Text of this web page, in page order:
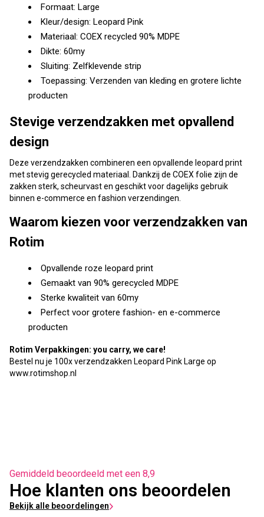
Formaat: Large
Kleur/design: Leopard Pink
Materiaal: COEX recycled 90% MDPE
Dikte: 60my
Sluiting: Zelfklevende strip
Toepassing: Verzenden van kleding en grotere lichte
producten
Stevige verzendzakken met opvallend
design
Deze verzendzakken combineren een opvallende leopard print
met stevig gerecycled materiaal. Dankzij de COEX folie zijn de
zakken sterk, scheurvast en geschikt voor dagelijks gebruik
binnen e-commerce en fashion verzendingen.
Waarom kiezen voor verzendzakken van
Rotim
Opvallende roze leopard print
Gemaakt van 90% gerecycled MDPE
Sterke kwaliteit van 60my
Perfect voor grotere fashion- en e-commerce
producten
Rotim Verpakkingen: you carry, we care!
Bestel nu je 100x verzendzakken Leopard Pink Large op
www.rotimshop.nl
Gemiddeld beoordeeld met een 8,9
Hoe klanten ons beoordelen
Bekijk alle beoordelingen